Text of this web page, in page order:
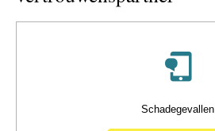
Schadegevallen